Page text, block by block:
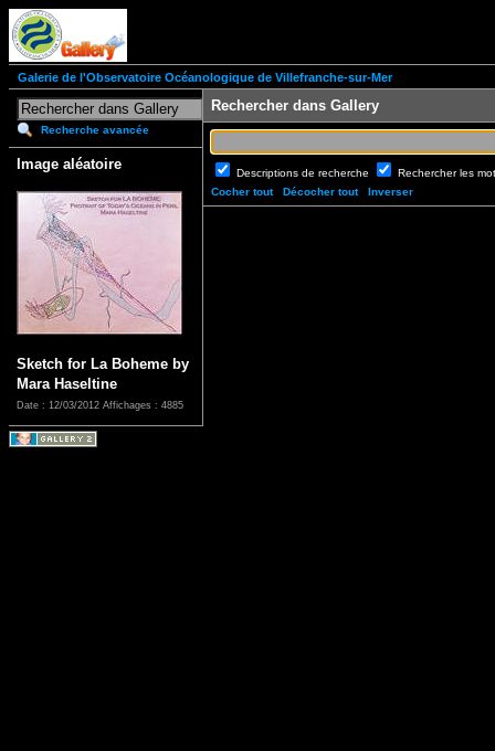
Galerie de l'Observatoire Océanologique de Villefranche-sur-Mer
Recherche avancée
Image aléatoire
Sketch for La Boheme by
Mara Haseltine
Date : 12/03/2012 Affichages : 4885
Rechercher dans Gallery
Descriptions de recherche
Rechercher les
Cocher tout
Décocher tout Inverser